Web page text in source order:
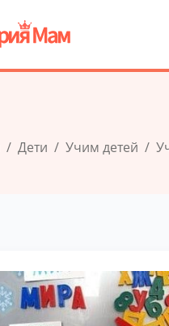
Дети Учим детей